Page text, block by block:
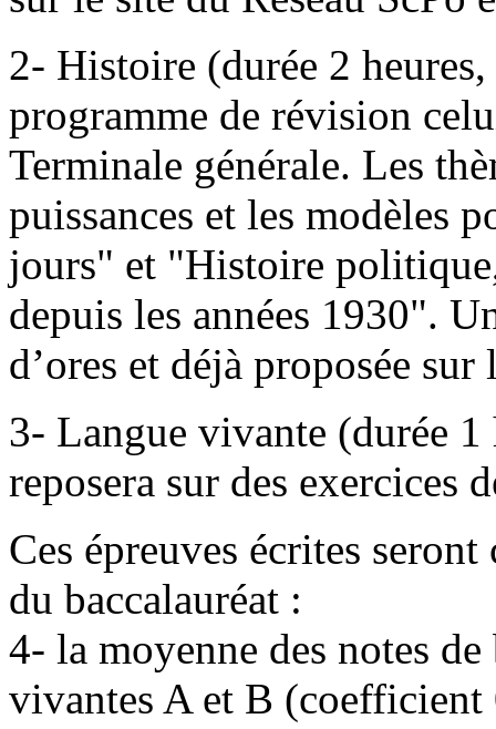
2- Histoire (durée 2
programme de révision
Terminale générale. Les
puissances et les modèles
jours" et "Histoire
depuis les années 1930".
d’ores et déjà proposée
3- Langue vivante (durée
reposera sur des exercices
Ces épreuves écrites
du baccalauréat :
4- la moyenne des notes
vivantes A et B (coefficient